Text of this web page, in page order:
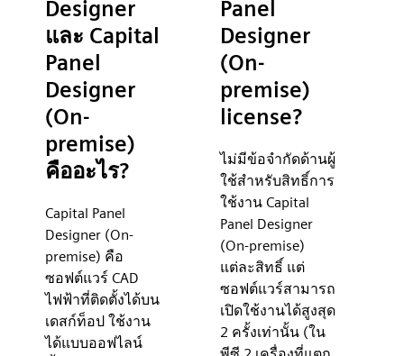
Designer
และ Capital
Panel
Designer
(On-
premise)
คืออะไร?
Capital Panel
Designer (On-
premise) คือ
ซอฟต์แวร์ CAD
ไฟฟ้าที่ติดตั้งได้บน
เดสก์ท็อป ใช้งาน
ได้แบบออฟไลน์
Panel
Designer
(On-
premise)
license?
ไม่มีข้อจำกัดด้านผู้
ใช้สำหรับสิทธิ์การ
ใช้งาน Capital
Panel Designer
(On-premise)
แต่ละสิทธิ์ แต่
ซอฟต์แวร์สามารถ
เปิดใช้งานได้สูงสุด
2 ครั้งเท่านั้น (ใน